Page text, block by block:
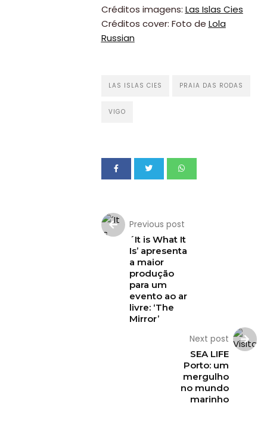
Créditos imagens: Las Islas Cies
Créditos cover: Foto de Lola
Russian
LAS ISLAS CIES PRAIA DAS RODAS
VIGO
Previous post
´It is What It
Is’ apresenta
a maior
produção
para um
evento ao ar
livre: ‘The
Mirror’
Next post
SEA LIFE
Porto: um
mergulho
no mundo
marinho